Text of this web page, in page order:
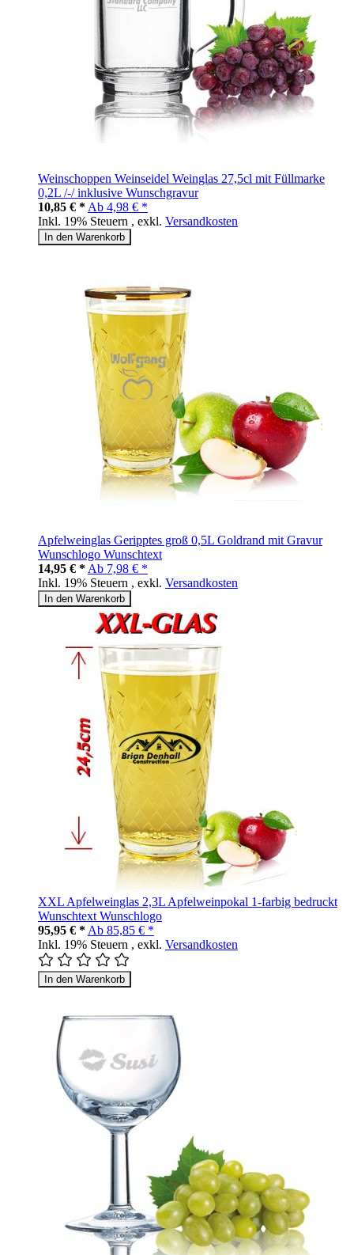
Weinschoppen Weinseidel Weinglas 27,5cl mit Füllmarke
0,2L /-/ inklusive Wunschgravur
10,85 € * Ab 4,98 € *
Inkl. 19% Steuern , exkl. Versandkosten
In den Warenkorb
Apfelweinglas Geripptes groß 0,5L Goldrand mit Gravur
Wunschlogo Wunschtext
14,95 € * Ab 7,98 € *
Inkl. 19% Steuern , exkl. Versandkosten
In den Warenkorb
XXL Apfelweinglas 2,3L Apfelweinpokal 1-farbig bedruckt
Wunschtext Wunschlogo
95,95 € * Ab 85,85 € *
Inkl. 19% Steuern , exkl. Versandkosten
In den Warenkorb